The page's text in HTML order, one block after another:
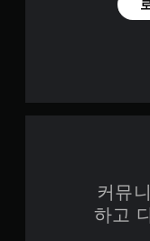
커뮤
하고